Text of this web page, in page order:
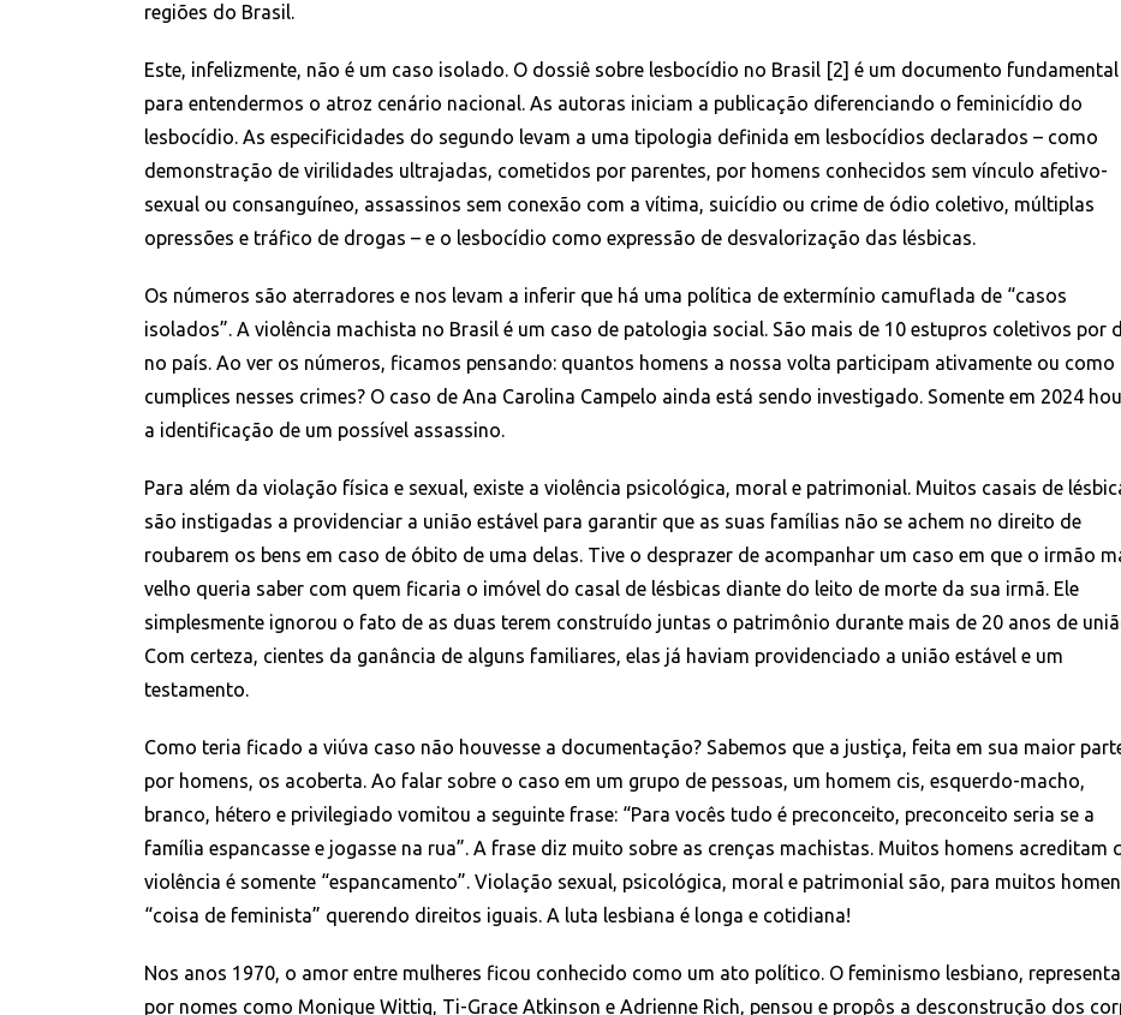
regiões do Brasil.
Este, infelizmente, não é um caso isolado. O dossiê sobre lesbocídio no Brasil [2] é um documento fundamental
para entendermos o atroz cenário nacional. As autoras iniciam a publicação diferenciando o feminicídio do
lesbocídio. As especificidades do segundo levam a uma tipologia definida em lesbocídios declarados – como
demonstração de virilidades ultrajadas, cometidos por parentes, por homens conhecidos sem vínculo afetivo-
sexual ou consanguíneo, assassinos sem conexão com a vítima, suicídio ou crime de ódio coletivo, múltiplas
opressões e tráfico de drogas – e o lesbocídio como expressão de desvalorização das lésbicas.
Os números são aterradores e nos levam a inferir que há uma política de extermínio camuflada de “casos
isolados”. A violência machista no Brasil é um caso de patologia social. São mais de 10 estupros coletivos por
no país. Ao ver os números, ficamos pensando: quantos homens a nossa volta participam ativamente ou como
cumplices nesses crimes? O caso de Ana Carolina Campelo ainda está sendo investigado. Somente em 2024
a identificação de um possível assassino.
Para além da violação física e sexual, existe a violência psicológica, moral e patrimonial. Muitos casais de
são instigadas a providenciar a união estável para garantir que as suas famílias não se achem no direito de
roubarem os bens em caso de óbito de uma delas. Tive o desprazer de acompanhar um caso em que o irmão
velho queria saber com quem ficaria o imóvel do casal de lésbicas diante do leito de morte da sua irmã. Ele
simplesmente ignorou o fato de as duas terem construído juntas o patrimônio durante mais de 20 anos de
Com certeza, cientes da ganância de alguns familiares, elas já haviam providenciado a união estável e um
testamento.
Como teria ficado a viúva caso não houvesse a documentação? Sabemos que a justiça, feita em sua maior
por homens, os acoberta. Ao falar sobre o caso em um grupo de pessoas, um homem cis, esquerdo-macho,
branco, hétero e privilegiado vomitou a seguinte frase: “Para vocês tudo é preconceito, preconceito seria se a
família espancasse e jogasse na rua”. A frase diz muito sobre as crenças machistas. Muitos homens acreditam
violência é somente “espancamento”. Violação sexual, psicológica, moral e patrimonial são, para muitos
“coisa de feminista” querendo direitos iguais. A luta lesbiana é longa e cotidiana!
Nos anos 1970, o amor entre mulheres ficou conhecido como um ato político. O feminismo lesbiano,
por nomes como Monique Wittig, Ti-Grace Atkinson e Adrienne Rich, pensou e propôs a desconstrução dos